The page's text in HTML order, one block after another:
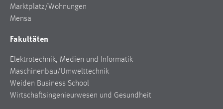
Marktplatz/Wohnungen
Mensa
Fakultäten
Elektrotechnik, Medien und Informatik
Maschinenbau/Umwelttechnik
Weiden Business School
Wirtschaftsingenieurwesen und Gesundheit
EXTERNE MEDIEN
Plattformen anzeigen zu können, werden von diesen
YouTube